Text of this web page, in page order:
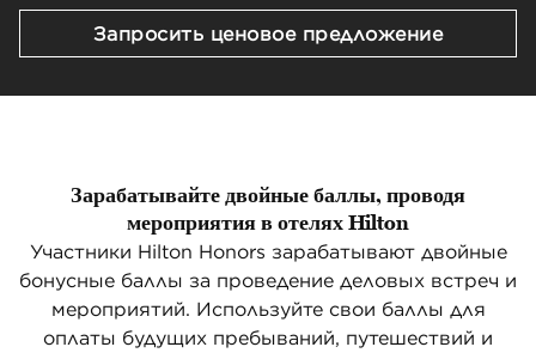
Запросить ценовое предложение,
Зарабатывайте двойные баллы, проводя
мероприятия в отелях Hilton
Участники Hilton Honors зарабатывают двойные
бонусные баллы за проведение деловых встреч и
мероприятий. Используйте свои баллы для
оплаты будущих пребываний, путешествий и